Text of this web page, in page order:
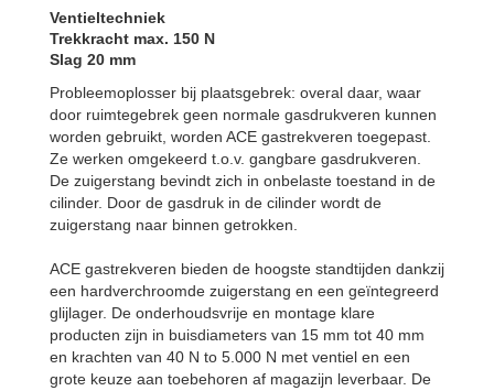
Ventieltechniek
Trekkracht max. 150 N
Slag 20 mm
Probleemoplosser bij plaatsgebrek: overal daar, waar
door ruimtegebrek geen normale gasdrukveren kunnen
worden gebruikt, worden ACE gastrekveren toegepast.
Ze werken omgekeerd t.o.v. gangbare gasdrukveren.
De zuigerstang bevindt zich in onbelaste toestand in de
cilinder. Door de gasdruk in de cilinder wordt de
zuigerstang naar binnen getrokken.
ACE gastrekveren bieden de hoogste standtijden dankzij
een hardverchroomde zuigerstang en een geïntegreerd
glijlager. De onderhoudsvrije en montage klare
producten zijn in buisdiameters van 15 mm tot 40 mm
en krachten van 40 N to 5.000 N met ventiel en een
grote keuze aan toebehoren af magazijn leverbaar. De